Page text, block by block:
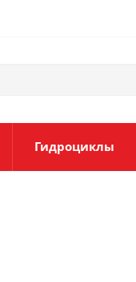
Гидроциклы